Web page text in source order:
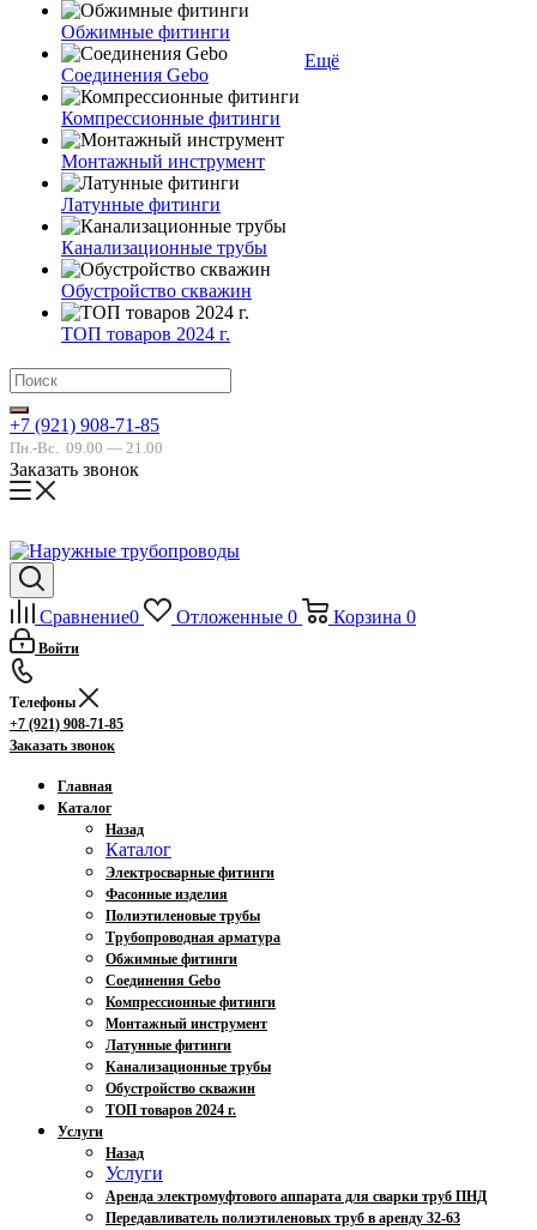
Обжимные фитинги
Соединения Gebo
Компрессионные фитинги
Монтажный инструмент
Латунные фитинги
Канализационные трубы
Обустройство скважин
ТОП товаров 2024 г.
Ещё
+7 (921) 908-71-85
Пн.-Вс. 09.00 — 21.00
Заказать звонок
Сравнение0 Отложенные 0 Корзина 0
Войти
Телефоны
+7 (921) 908-71-85
Заказать звонок
Главная
Каталог
Назад
Каталог
Электросварные фитинги
Фасонные изделия
Полиэтиленовые трубы
Трубопроводная арматура
Обжимные фитинги
Соединения Gebo
Компрессионные фитинги
Монтажный инструмент
Латунные фитинги
Канализационные трубы
Обустройство скважин
ТОП товаров 2024 г.
Услуги
Назад
Услуги
Аренда электромуфтового аппарата для сварки труб ПНД
Передавливатель полиэтиленовых труб в аренду 32-63